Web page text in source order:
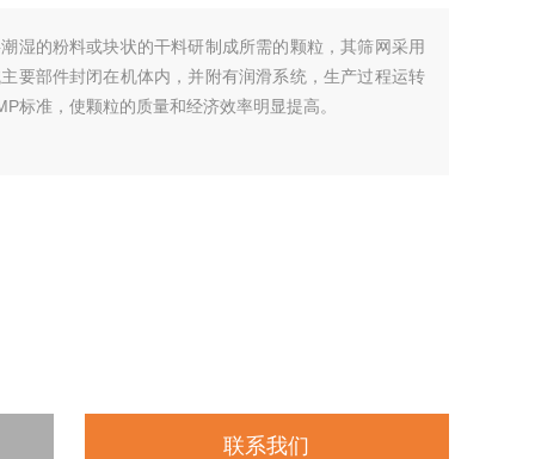
湿的粉料或块状的干料研制成所需的颗粒，其筛网采用
要部件封闭在机体内，并附有润滑系统，生产过程运转
标准，使颗粒的质量和经济效率明显提高。
联系我们